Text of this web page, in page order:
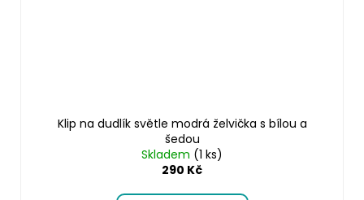
Klip na dudlík světle modrá želvička s bílou a
šedou
Skladem (1 ks)
290 Kč